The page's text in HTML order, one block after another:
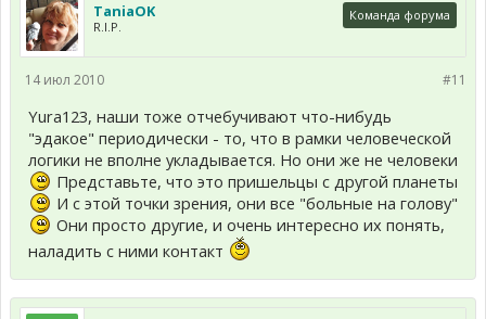
TaniaOK
R.I.P.
Команда форума
#11
14 июл 2010
Yura123, наши тоже отчебучивают что-нибудь
"эдакое" периодически - то, что в рамки человеческой
логики не вполне укладывается. Но они же не человеки
Представьте, что это пришельцы с другой планеты
И с этой точки зрения, они все "больные на голову"
Они просто другие, и очень интересно их понять,
наладить с ними контакт